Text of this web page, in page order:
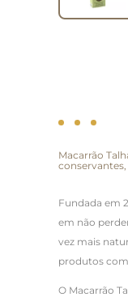
Macarrão
Fundada em
em não
vez mais
produtos
O Macarrão